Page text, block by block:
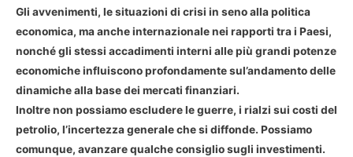
Gli avvenimenti, le situazioni di crisi in seno alla politica
economica, ma anche internazionale nei rapporti tra i Paesi,
nonché gli stessi accadimenti interni alle più grandi potenze
economiche influiscono profondamente sul’andamento delle
dinamiche alla base dei mercati finanziari.
Inoltre non possiamo escludere le guerre, i rialzi sui costi del
petrolio, l’incertezza generale che si diffonde. Possiamo
comunque, avanzare qualche consiglio sugli investimenti.